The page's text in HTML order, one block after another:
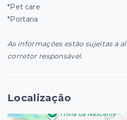
*Pet care
*Portaria
As informações estão sujeitas a
corretor responsável.
Localização